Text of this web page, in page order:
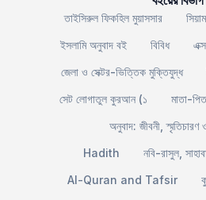
তাইসিরুল ফিকহিল মুয়াসসার
ইসলামি অনুবাদ বই
বিবিধ
জেলা ও সেক্টর-ভিত্তিক মুক্তিযুদ্ধ
সেট লোগাতুল কুরআন (১
মাতা-
অনুবাদ: জীবনী, স্মৃতিচারণ
Hadith
নবি-রাসুল,
Al-Quran and Tafsir